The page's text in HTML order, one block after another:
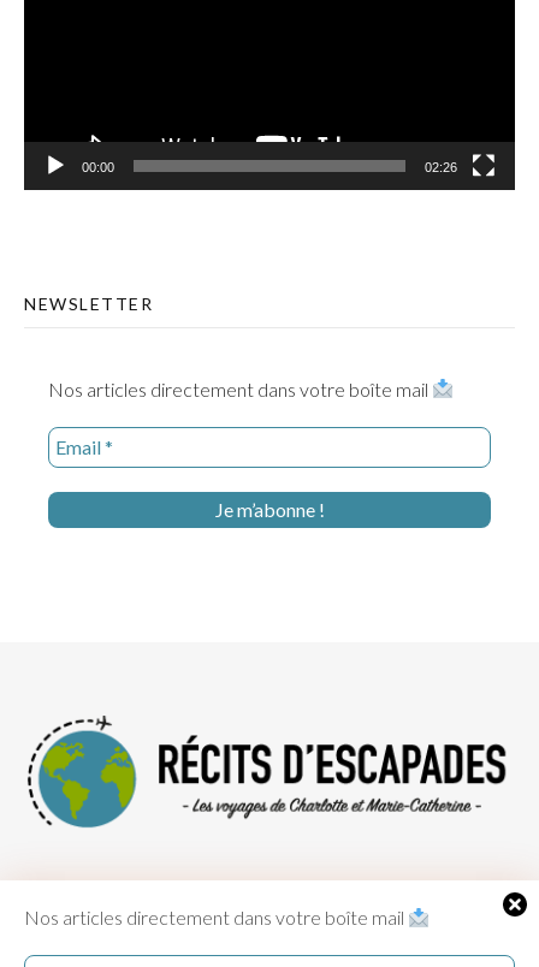
Nos articles directement dans votre boîte mail
00:00 02:26
NEWSLETTER
Nos articles directement dans votre boîte mail
légales